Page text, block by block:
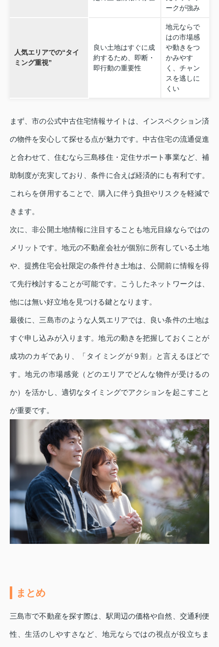
ークが強み
人気エリアでの“タイ
ミング重視”
良い土地はすぐに成
約するため、即断・
即行動の重要性
地元ならで
はの市場感
や動きをつ
かみやす
く、チャン
スを逃しに
くい
まず、市の公式中古住宅情報サイトは、インスペクション済
の物件を安心して探せる点が魅力です。中古住宅の流通促進
と合わせて、住むなら三島移住・定住サポート事業など、補
助制度が充実しており、条件に合えば経済的にも有利です。
これらを併用することで、購入に伴う負担やリスクを軽減で
きます。
次に、非公開土地情報に注目することも地元目線ならではの
メリットです。地元の不動産会社が個別に所有している土地
や、提携住宅会社限定の条件付き土地は、公開前に情報を得
て先行検討することが可能です。こうしたネットワークは、
他には無い好立地を見つける鍵となります。
最後に、三島市のような人気エリアでは、良い条件の土地は
すぐ申し込みが入ります。地元の動きを把握しておくことが
成功のカギであり、「タイミングが９割」と言えるほどで
す。地元の市場感覚（どのエリアでどんな物件が受けるの
か）を活かし、適切なタイミングでアクションを起こすこと
が重要です。
まとめ
三島市で不動産を探す際は、駅周辺の価格や自然、交通利便
性、生活のしやすさなど、地元ならではの視点が役立ちま